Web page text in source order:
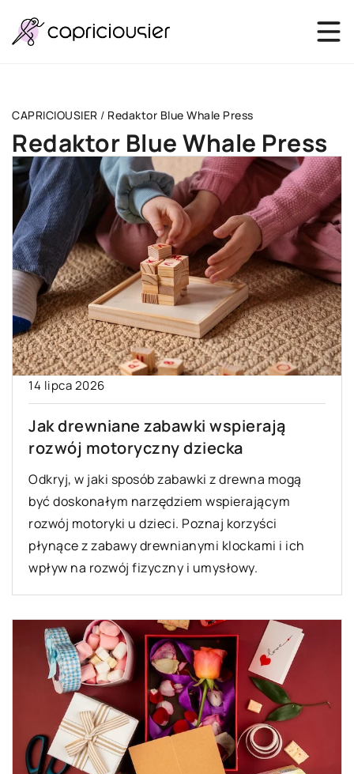
CAPRICIOUSIER / Redaktor Blue Whale Press
Redaktor Blue Whale Press
14 lipca 2026
Jak drewniane zabawki wspierają
rozwój motoryczny dziecka
Odkryj, w jaki sposób zabawki z drewna mogą
być doskonałym narzędziem wspierającym
rozwój motoryki u dzieci. Poznaj korzyści
płynące z zabawy drewnianymi klockami i ich
wpływ na rozwój fizyczny i umysłowy.